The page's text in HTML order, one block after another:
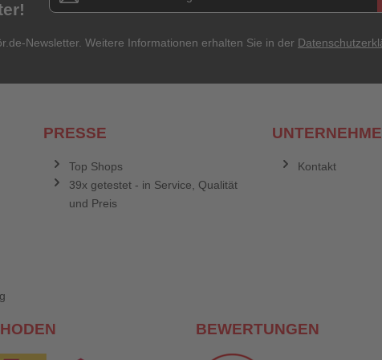
Newsletter. Weitere Informationen erhalten Sie in der
PRESSE
Top Shops
39x getestet - in Service, Qualität
und Preis
Kontakt
BEWERTUNGEN